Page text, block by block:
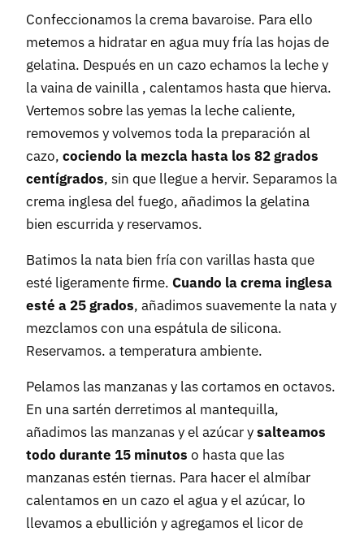
Confeccionamos la crema bavaroise. Para ello
metemos a hidratar en agua muy fría las hojas de
gelatina. Después en un cazo echamos la leche y
la vaina de vainilla , calentamos hasta que hierva.
Vertemos sobre las yemas la leche caliente,
removemos y volvemos toda la preparación al
cazo, cociendo la mezcla hasta los 82 grados
centígrados, sin que llegue a hervir. Separamos la
crema inglesa del fuego, añadimos la gelatina
bien escurrida y reservamos.
Batimos la nata bien fría con varillas hasta que
esté ligeramente firme. Cuando la crema inglesa
esté a 25 grados, añadimos suavemente la nata y
mezclamos con una espátula de silicona.
Reservamos. a temperatura ambiente.
Pelamos las manzanas y las cortamos en octavos.
En una sartén derretimos al mantequilla,
añadimos las manzanas y el azúcar ysalteamos
todo durante 15 minutos o hasta que las
manzanas estén tiernas. Para hacer el almíbar
calentamos en un cazo el agua y el azúcar, lo
llevamos a ebullición y agregamos el licor de